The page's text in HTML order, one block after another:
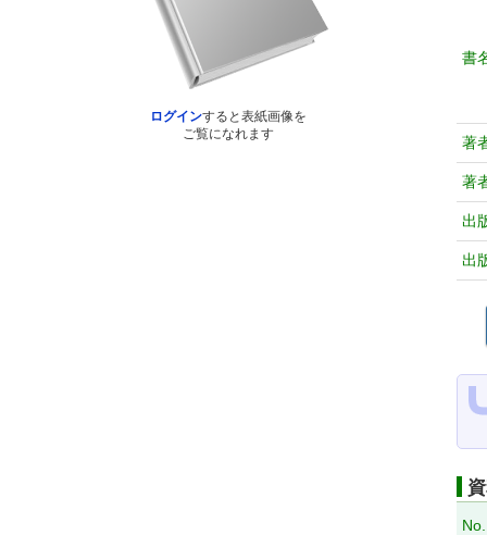
ログインすると表紙画像を
ご覧になれます
書
著
著
出
出
No.